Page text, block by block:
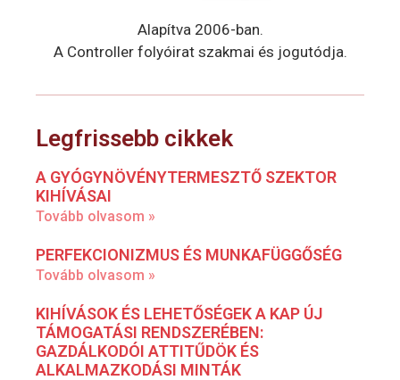
Alapítva 2006-ban.
A Controller folyóirat szakmai és jogutódja.
Legfrissebb cikkek
A GYÓGYNÖVÉNYTERMESZTŐ SZEKTOR
KIHÍVÁSAI
Tovább olvasom »
PERFEKCIONIZMUS ÉS MUNKAFÜGGŐSÉG
Tovább olvasom »
KIHÍVÁSOK ÉS LEHETŐSÉGEK A KAP ÚJ
TÁMOGATÁSI RENDSZERÉBEN:
GAZDÁLKODÓI ATTITŰDÖK ÉS
ALKALMAZKODÁSI MINTÁK